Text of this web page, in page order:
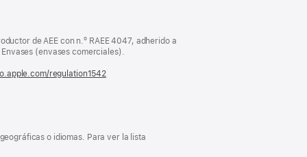
de AEE con n.º RAEE 4047, adherido a
(envases comerciales).
regulation1542
o idiomas. Para ver la lista